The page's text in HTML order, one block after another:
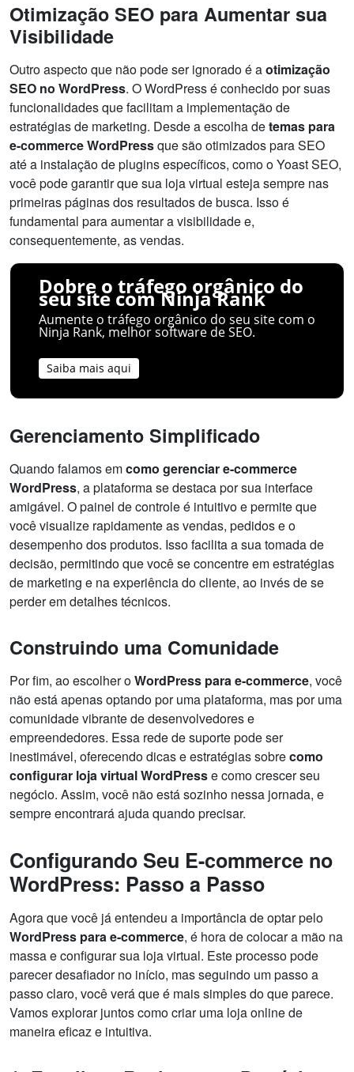
Otimização SEO para Aumentar sua
Visibilidade
Outro aspecto que não pode ser ignorado é aotimização
SEO no WordPress. O WordPress é conhecido por suas
funcionalidades que facilitam a implementação de
estratégias de marketing. Desde a escolha detemas para
e-commerce WordPressque são otimizados para SEO
até a instalação de plugins específicos, como o Yoast SEO,
você pode garantir que sua loja virtual esteja sempre nas
primeiras páginas dos resultados de busca. Isso é
fundamental para aumentar a visibilidade e,
consequentemente, as vendas.
Dobre o tráfego orgânico do
seu site com Ninja Rank
Aumente o tráfego orgânico do seu site com o
Ninja Rank, melhor software de SEO.
Saiba mais aqui
Gerenciamento Simplificado
Quando falamos emcomo gerenciar e-commerce
WordPress, a plataforma se destaca por sua interface
amigável. O painel de controle é intuitivo e permite que
você visualize rapidamente as vendas, pedidos e o
desempenho dos produtos. Isso facilita a sua tomada de
decisão, permitindo que você se concentre em estratégias
de marketing e na experiência do cliente, ao invés de se
perder em detalhes técnicos.
Construindo uma Comunidade
Por fim, ao escolher oWordPress para e-commerce, você
não está apenas optando por uma plataforma, mas por uma
comunidade vibrante de desenvolvedores e
empreendedores. Essa rede de suporte pode ser
inestimável, oferecendo dicas e estratégias sobrecomo
configurar loja virtual WordPresse como crescer seu
negócio. Assim, você não está sozinho nessa jornada, e
sempre encontrará ajuda quando precisar.
Configurando Seu E-commerce no
WordPress: Passo a Passo
Agora que você já entendeu a importância de optar pelo
WordPress para e-commerce, é hora de colocar a mão na
massa e configurar sua loja virtual. Este processo pode
parecer desafiador no início, mas seguindo um passo a
passo claro, você verá que é mais simples do que parece.
Vamos explorar juntos como criar uma loja online de
maneira eficaz e intuitiva.